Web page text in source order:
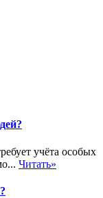
учёта особых
Читать»